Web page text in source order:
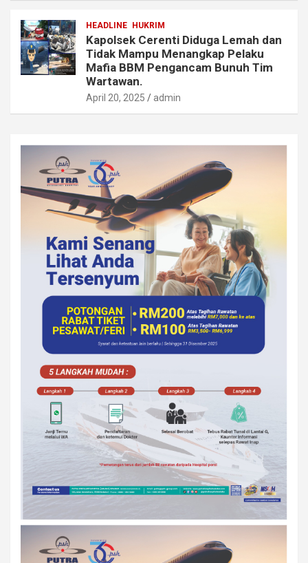
HEADLINE HUKRIM
Kapolsek Cerenti Diduga Lemah dan
Tidak Mampu Menangkap Pelaku
Mafia BBM Pengancam Bunuh Tim
Wartawan.
April 20, 2025 admin